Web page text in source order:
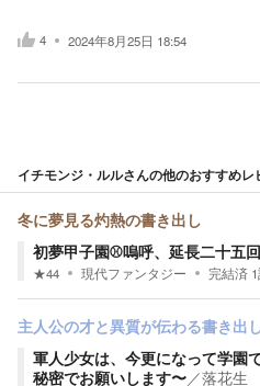
4 2024年8月25日 18:54
イチモンジ・ルルさんの他のおすすめレ
冬に夢見る灼熱の書き出し
初夢甲子園⚾️嗚呼、延長二十五回
★44 現代ファンタジー 完結済 1
主人公の才と異質が伝わる書き出
軍人少女は、今更になって学園
秘密でお願いします〜／落花生